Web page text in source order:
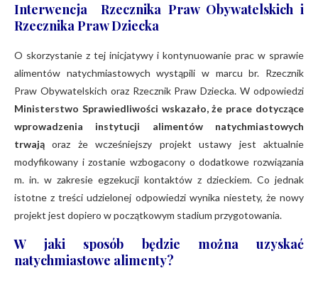
Interwencja Rzecznika Praw Obywatelskich i
Rzecznika Praw Dziecka
O skorzystanie z tej inicjatywy i kontynuowanie prac w sprawie
alimentów natychmiastowych wystąpili w marcu br. Rzecznik
Praw Obywatelskich oraz Rzecznik Praw Dziecka. W odpowiedzi
Ministerstwo Sprawiedliwości wskazało, że prace dotyczące
wprowadzenia instytucji alimentów natychmiastowych
trwająoraz że wcześniejszy projekt ustawy jest aktualnie
modyfikowany i zostanie wzbogacony o dodatkowe rozwiązania
m. in. w zakresie egzekucji kontaktów z dzieckiem. Co jednak
istotne z treści udzielonej odpowiedzi wynika niestety, że nowy
projekt jest dopiero w początkowym stadium przygotowania.
W jaki sposób będzie można uzyskać
natychmiastowe alimenty?